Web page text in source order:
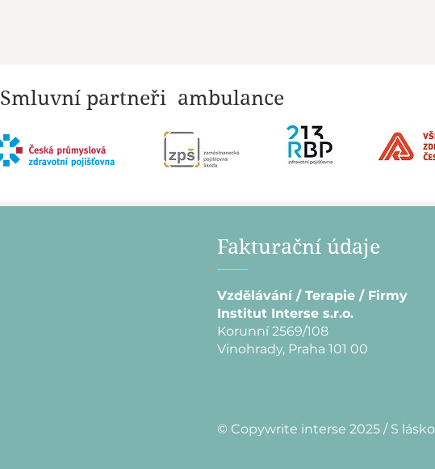
Smluvní partneři ambulance
Fakturační údaje
Vzdělávání / Terapie / Firmy
Institut Interse s.r.o.
Korunní 2569/108
Vinohrady, Praha 101 00
© Copywrite interse 2025 / S